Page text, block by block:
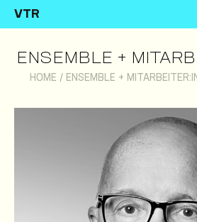
VTR
ENSEMBLE +
HOME / ENSEMBLE +